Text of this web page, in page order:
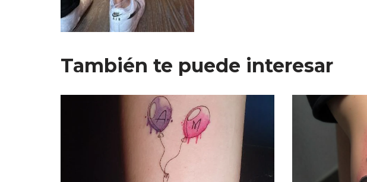
También te puede interesar